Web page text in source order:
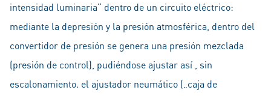
intensidad luminaria“ dentro de un circuito eléctrico:
mediante la depresión y la presión atmosférica, dentro del
convertidor de presión se genera una presión mezclada
(presión de control), pudiéndose ajustar así , sin
escalonamiento. el ajustador neumático („caja de